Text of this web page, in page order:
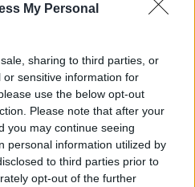
My Personal
sharing to third parties, or
sensitive information for
use the below opt-out
Please note that after your
you may continue seeing
personal information utilized by
to third parties prior to
opt-out of the further